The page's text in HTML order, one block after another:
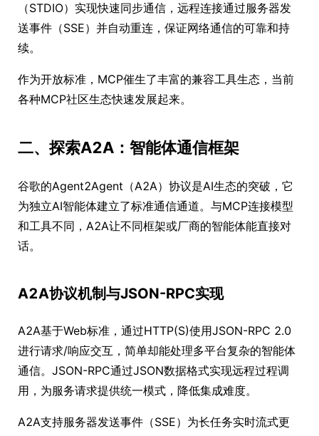
（STDIO）实现快速同步通信，远程连接通过服务器发
送事件（SSE）并自动重连，保证网络通信的可靠和持
续。
作为开放标准，MCP催生了丰富的兼容工具生态，当前
各种MCP社区生态快速发展起来。
二、探索A2A：智能体通信框架
谷歌的Agent2Agent（A2A）协议是AI生态的突破，它
为独立AI智能体建立了标准通信通道。与MCP连接模型
和工具不同，A2A让不同框架或厂商的智能体能直接对
话。
A2A协议机制与JSON-RPC实现
A2A基于Web标准，通过HTTP(S)使用JSON-RPC 2.0
进行请求/响应交互，简单却能处理多平台复杂的智能体
通信。JSON-RPC通过JSON数据格式实现远程过程调
用，为服务请求提供统一模式，降低集成难度。
A2A支持服务器发送事件（SSE）为长任务实时流式更